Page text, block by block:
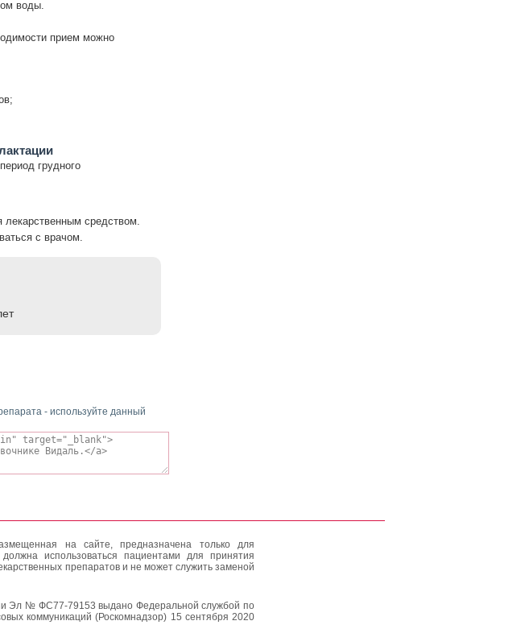
воды.
прием можно
грудного
лекарственным средством.
с врачом.
- используйте данный
на сайте, предназначена только для
использоваться пациентами для принятия
препаратов и не может служить заменой
Эл № ФС77-79153 выдано Федеральной службой по
коммуникаций (Роскомнадзор) 15 сентября 2020